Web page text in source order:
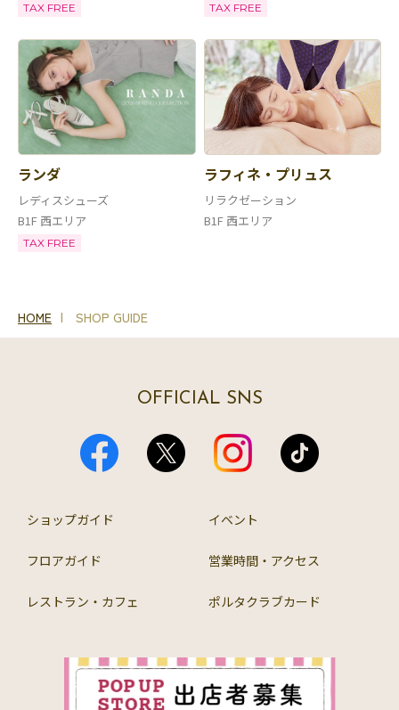
TAX FREE TAX FREE
ランダ
レディスシューズ
B1F 西エリア
TAX FREE
ラフィネ・プリュス
リラクゼーション
B1F 西エリア
HOME SHOP GUIDE
OFFICIAL SNS
ショップガイド イベント
フロアガイド 営業時間・アクセス
レストラン・カフェ ポルタクラブカード